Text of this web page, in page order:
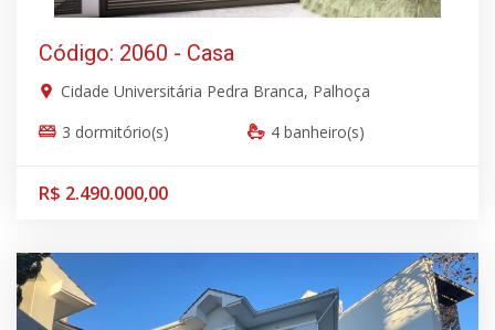
Código: 2060 - Casa
Cidade Universitária Pedra Branca, Palhoça
3 dormitório(s)
4 banheiro(s)
R$ 2.490.000,00